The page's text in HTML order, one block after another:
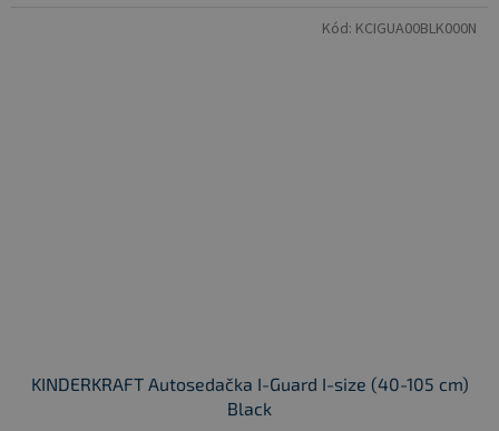
KINDERKRAFT Autosedačka I-Guard I-size (40-105 cm)
Black
Kód: KCIGUA00BLK000N